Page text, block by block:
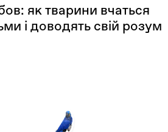
як тварини вчаться
і доводять свій розум